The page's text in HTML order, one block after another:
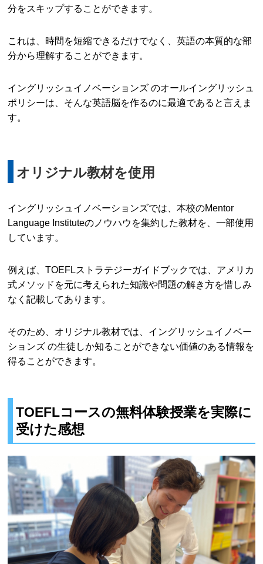
分をスキップすることができます。
これは、時間を短縮できるだけでなく、英語の本質的な部
分から理解することができます。
イングリッシュイノベーションズ のオールイングリッシュ
ポリシーは、そんな英語脳を作るのに最適であると言えま
す。
オリジナル教材を使用
イングリッシュイノベーションズでは、本校のMentor
Language Instituteのノウハウを集約した教材を、一部使用
しています。
例えば、TOEFLストラテジーガイドブックでは、アメリカ
式メソッドを元に考えられた知識や問題の解き方を惜しみ
なく記載してあります。
そのため、オリジナル教材では、イングリッシュイノベー
ションズ の生徒しか知ることができない価値のある情報を
得ることができます。
TOEFLコースの無料体験授業を実際に
受けた感想